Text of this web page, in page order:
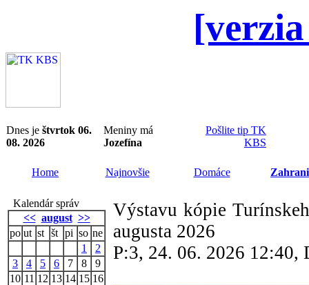
Dnes je štvrtok 06.
08. 2026
Meniny má
Jozefína
Pošlite tip TK
KBS
Home Najnovšie Domáce
Kalendár správ
<< august >>
po ut st št pi so ne
1
2
3
4 5 6 7 8
9
10 11 12 13 14 15 16
Výstavu kópie
augusta 2026
P:3, 24. 06. 2026 12:40,